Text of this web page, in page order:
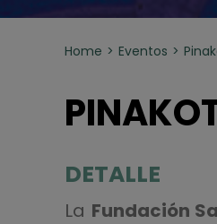
Home Eventos
DETALLE
La Fundación